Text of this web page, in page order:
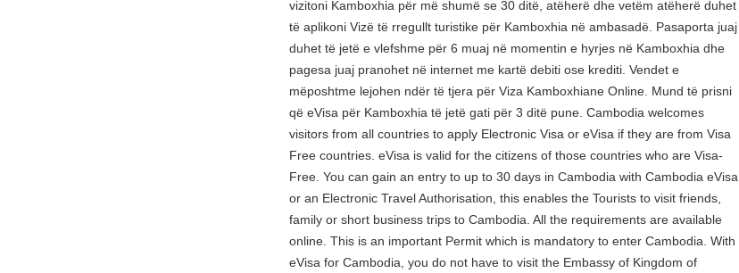
vizitoni Kamboxhia për më shumë se 30 ditë, atëherë dhe vetëm atëherë duhet
të aplikoni Vizë të rregullt turistike për Kamboxhia në ambasadë. Pasaporta juaj
duhet të jetë e vlefshme për 6 muaj në momentin e hyrjes në Kamboxhia dhe
pagesa juaj pranohet në internet me kartë debiti ose krediti. Vendet e
mëposhtme lejohen ndër të tjera për Viza Kamboxhiane Online. Mund të prisni
që eVisa për Kamboxhia të jetë gati për 3 ditë pune. Cambodia welcomes
visitors from all countries to apply Electronic Visa or eVisa if they are from Visa
Free countries. eVisa is valid for the citizens of those countries who are Visa-
Free. You can gain an entry to up to 30 days in Cambodia with Cambodia eVisa
or an Electronic Travel Authorisation, this enables the Tourists to visit friends,
family or short business trips to Cambodia. All the requirements are available
online. This is an important Permit which is mandatory to enter Cambodia. With
eVisa for Cambodia, you do not have to visit the Embassy of Kingdom of